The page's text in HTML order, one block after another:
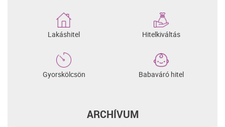
Lakáshitel Hitelkiváltás
Gyorskölcsön Babaváró hitel
ARCHÍVUM